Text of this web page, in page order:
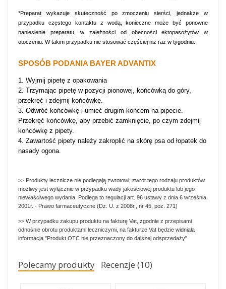
*Preparat wykazuje skuteczność po zmoczeniu sierści, jednakże w
przypadku częstego kontaktu z wodą, konieczne może być ponowne
naniesienie preparatu, w zależności od obecności ektopasożytów w
otoczeniu. W takim przypadku nie stosować częściej niż raz w tygodniu.
SPOSÓB PODANIA BAYER ADVANTIX
1. Wyjmij pipetę z opakowania
2. Trzymając pipetę w pozycji pionowej, końcówką do góry,
przekręć i zdejmij końcówkę.
3. Odwróć końcówkę i umieć drugim końcem na pipecie.
Przekręć końcówkę, aby przebić zamknięcie, po czym zdejmij
końcówkę z pipety.
4. Zawartość pipety należy zakroplić na skórę psa od łopatek do
nasady ogona.
>> Produkty lecznicze nie podlegają zwrotowi; zwrot tego rodzaju produktów
możliwy jest wyłącznie w przypadku wady jakościowej produktu lub jego
niewłaściwego wydania. Podlega to regulacji art. 96 ustawy z dnia 6 września
2001r. - Prawo farmaceutyczne (Dz. U. z 2008r., nr 45, poz. 271)
>> W przypadku zakupu produktu na fakturę Vat, zgodnie z przepisami
odnośnie obrotu produktami leczniczymi, na fakturze Vat będzie widniała
informacja "Produkt OTC nie przeznaczony do dalszej odsprzedaży"
Polecamy produkty Recenzje (10)